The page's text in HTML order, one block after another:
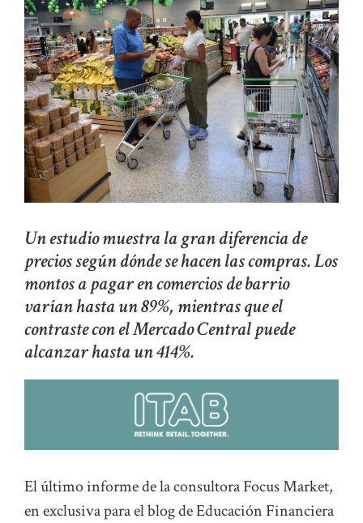
Un estudio muestra la gran diferencia de
precios según dónde se hacen las compras. Los
montos a pagar en comercios de barrio
varían hasta un 89%, mientras que el
contraste con el Mercado Central puede
alcanzar hasta un 414%.
El último informe de la consultora Focus Market,
en exclusiva para el blog de Educación Financiera